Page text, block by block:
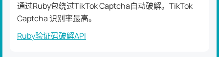
通过Ruby包绕过TikTok Captcha自动破解。TikTok
Captcha 识别率最高。
Ruby验证码破解API